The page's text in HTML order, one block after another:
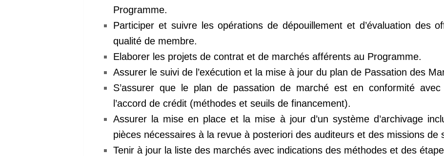
Programme.
Participer et suivre les opérations de dépouillement et d’évaluation des
qualité de membre.
Elaborer les projets de contrat et de marchés afférents au Programme.
Assurer le suivi de l’exécution et la mise à jour du plan de Passation des
S’assurer que le plan de passation de marché est en conformité avec
l’accord de crédit (méthodes et seuils de financement).
Assurer la mise en place et la mise à jour d’un système d’archivage
pièces nécessaires à la revue à posteriori des auditeurs et des missions de
Tenir à jour la liste des marchés avec indications des méthodes et des